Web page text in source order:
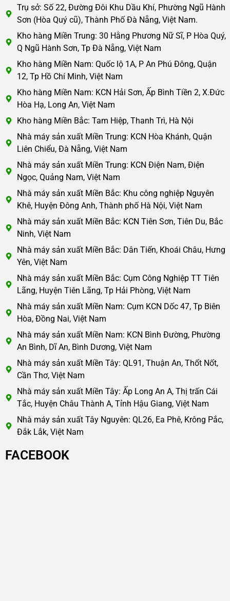
Trụ sở: Số 22, Đường Đôi Khu Dầu Khí, Phường Ngũ Hành
Sơn (Hòa Quý cũ), Thành Phố Đà Nẵng, Việt Nam.
Kho hàng Miền Trung: 30 Hằng Phương Nữ Sĩ, P Hòa Quý,
Q Ngũ Hành Sơn, Tp Đà Nẵng, Việt Nam
Kho hàng Miền Nam: Quốc lộ 1A, P An Phú Đông, Quận
12, Tp Hồ Chí Minh, Việt Nam
Kho hàng Miền Nam: KCN Hải Sơn, Ấp Bình Tiền 2, X.Đức
Hòa Hạ, Long An, Việt Nam
Kho hàng Miền Bắc: Tam Hiệp, Thanh Trì, Hà Nội
Nhà máy sản xuất Miền Trung: KCN Hòa Khánh, Quận
Liên Chiểu, Đà Nẵng, Việt Nam
Nhà máy sản xuất Miền Trung: KCN Điện Nam, Điện
Ngọc, Quảng Nam, Việt Nam
Nhà máy sản xuất Miền Bắc: Khu công nghiệp Nguyên
Khê, Huyện Đông Anh, Thành phố Hà Nội, Việt Nam
Nhà máy sản xuất Miền Bắc: KCN Tiên Sơn, Tiên Du, Bắc
Ninh, Việt Nam
Nhà máy sản xuất Miền Bắc: Dân Tiến, Khoái Châu, Hưng
Yên, Việt Nam
Nhà máy sản xuất Miền Bắc: Cụm Công Nghiệp TT Tiên
Lãng, Huyện Tiên Lãng, Tp Hải Phòng, Việt Nam
Nhà máy sản xuất Miền Nam: Cụm KCN Dốc 47, Tp Biên
Hòa, Đồng Nai, Việt Nam
Nhà máy sản xuất Miền Nam: KCN Bình Đường, Phường
An Bình, Dĩ An, Bình Dương, Việt Nam
Nhà máy sản xuất Miền Tây: QL91, Thuận An, Thốt Nốt,
Cần Thơ, Việt Nam
Nhà máy sản xuất Miền Tây: Ấp Long An A, Thị trấn Cái
Tắc, Huyện Châu Thành A, Tỉnh Hậu Giang, Việt Nam
Nhà máy sản xuất Tây Nguyên: QL26, Ea Phê, Krông Pắc,
Đắk Lắk, Việt Nam
FACEBOOK